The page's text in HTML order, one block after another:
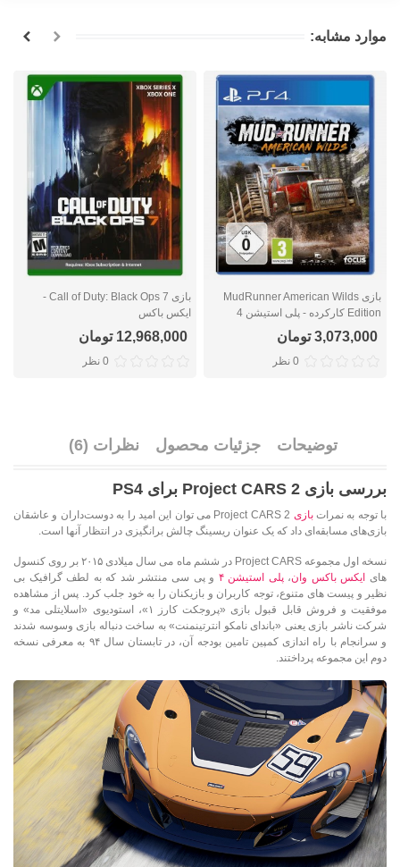
موارد مشابه:
بازی MudRunner American Wilds
Edition کارکرده - پلی استیشن 4
3,073,000 تومان
0 نظر
بازی Call of Duty: Black Ops 7 -
ایکس باکس
12,968,000 تومان
0 نظر
توضیحات جزئیات محصول نظرات (6)
بررسی بازی Project CARS 2 برای PS4
با توجه به نمراتبازی
Project CARS 2 می توان این امید را به دوست‌داران و عاشقان
بازی‌های مسابقه‌ای داد که یک عنوان ریسینگ چالش برانگیزی در انتظار آنها است.
نسخه اول مجموعه Project CARS در ششم ماه می سال میلادی ۲۰۱۵ بر روی کنسول
های ایکس باکس وان،پلی استیشن ۴
و پی سی منتشر شد که به لطف گرافیک بی
نظیر و پیست های متنوع، توجه کاربران و بازیکنان را به خود جلب کرد. پس از مشاهده
موفقیت و فروش قابل قبول بازی «پروجکت کارز ۱»، استودیوی «اسلایتلی مد» و
شرکت ناشر بازی یعنی «باندای نامکو انترتینمنت» به ساخت دنباله بازی وسوسه شدند
و سرانجام با راه اندازی کمپین تامین بودجه آن، در تابستان سال ۹۴ به معرفی نسخه
دوم این مجموعه پرداختند.